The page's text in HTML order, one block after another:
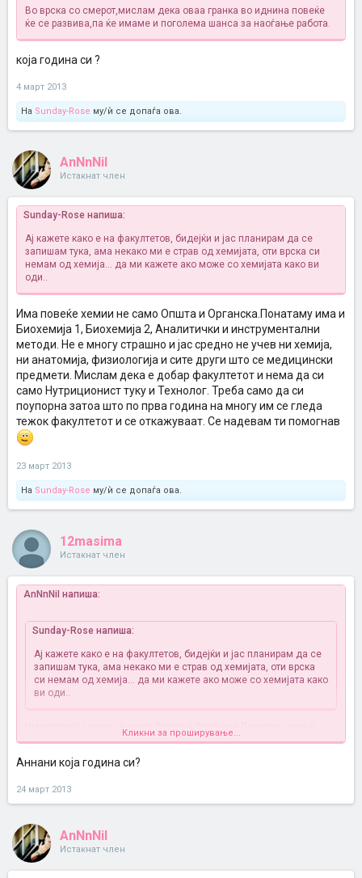
Во врска со смерот,мислам дека оваа гранка во иднина повеќе
ќе се развива,па ќе имаме и поголема шанса за наоѓање работа.
која година си ?
4 март 2013
На Sunday-Rose му/ѝ се допаѓа ова.
AnNnNiI
Истакнат член
Sunday-Rose напиша:
Ај кажете како е на факултетов, бидејќи и јас планирам да се
запишам тука, ама некако ми е страв од хемијата, оти врска си
немам од хемија... да ми кажете ако може со хемијата како ви
оди..
Има повеќе хемии не само Општа и Органска.Понатаму има и
Биохемија 1, Биохемија 2, Аналитички и инструментални
методи. Не е многу страшно и јас средно не учев ни хемија,
ни анатомија, физиологија и сите други што се медицински
предмети. Мислам дека е добар факултетот и нема да си
само Нутриционист туку и Технолог. Треба само да си
поупорна затоа што по прва година на многу им се гледа
тежок факултетот и се откажуваат. Се надевам ти помогнав
23 март 2013
На Sunday-Rose му/ѝ се допаѓа ова.
12masima
Истакнат член
AnNnNiI напиша:
Sunday-Rose напиша:
Ај кажете како е на факултетов, бидејќи и јас планирам да се
запишам тука, ама некако ми е страв од хемијата, оти врска
си немам од хемија... да ми кажете ако може со хемијата како
ви оди..
Има повеќе хемии не само Општа и Органска.Понатаму има и
Биохемија 1, Биохемија 2, Аналитички и инструментални методи.
физиологија и сите други што се медицински предмети. Мислам
Технолог. Треба само да си поупорна затоа што по прва година на
многу им се гледа тежок факултетот и се откажуваат. Се надевам
Кликни за проширување...
Аннани која година си?
24 март 2013
AnNnNiI
Истакнат член